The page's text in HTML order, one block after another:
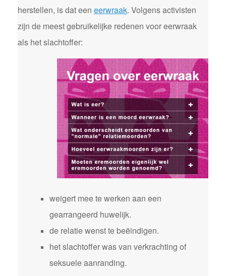
herstellen, is dat een eerwraak. Volgens activisten
zijn de meest gebruikelijke redenen voor eerwraak
als het slachtoffer:
weigert mee te werken aan een
gearrangeerd huwelijk.
de relatie wenst te beëindigen.
het slachtoffer was van verkrachting of
seksuele aanranding.